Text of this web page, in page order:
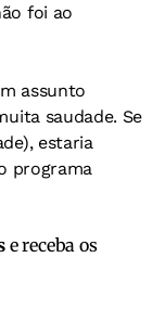
foi ao
assunto
saudade. Se
estaria
programa
e receba os